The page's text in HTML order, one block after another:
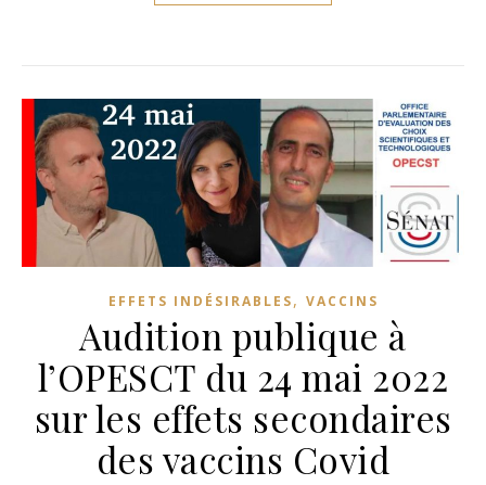
EFFETS INDÉSIRABLES, VACCINS
Audition publique à
l’OPESCT du 24 mai 2022
sur les effets secondaires
des vaccins Covid